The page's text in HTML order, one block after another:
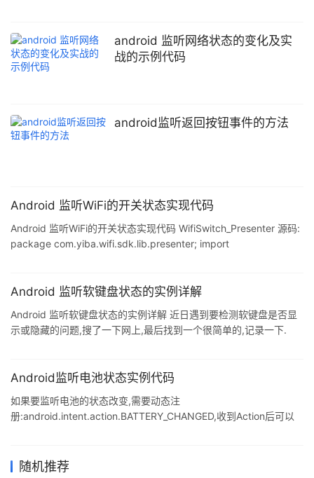
View.OnScrollChangeListener() { @Override
public void onScrollChange(View v,
android 监听网络状态的变化及实
战的示例代码
android监听返回按钮事件的方法
Android 监听WiFi的开关状态实现代码
Android 监听WiFi的开关状态实现代码 WifiSwitch_Presenter 源码:
package com.yiba.wifi.sdk.lib.presenter; import
android.content.IntentFilter; import android.net
Android 监听软键盘状态的实例详解
Android 监听软键盘状态的实例详解 近日遇到要检测软键盘是否显
示或隐藏的问题,搜了一下网上,最后找到一个很简单的,记录一下.
findViewById(R.id.activityRoot);
tener(ne
Android监听电池状态实例代码
如果要监听电池的状态改变,需要动态注
册:android.intent.action.BATTERY_CHANGED,收到Action后可以
com.example.charginganimation; import android.app.Activity;
随机推荐